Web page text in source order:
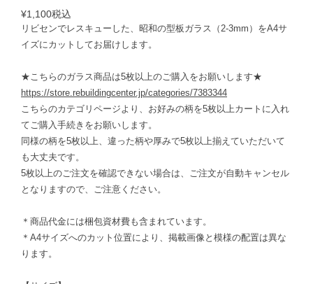
¥1,100税込
リビセンでレスキューした、昭和の型板ガラス（2-3mm）をA4サ
イズにカットしてお届けします。
★こちらのガラス商品は5枚以上のご購入をお願いします★
https://store.rebuildingcenter.jp/categories/7383344
こちらのカテゴリページより、お好みの柄を5枚以上カートに入れ
てご購入手続きをお願いします。
同様の柄を5枚以上、違った柄や厚みで5枚以上揃えていただいて
も大丈夫です。
5枚以上のご注文を確認できない場合は、ご注文が自動キャンセル
となりますので、ご注意ください。
＊商品代金には梱包資材費も含まれています。
＊A4サイズへのカット位置により、掲載画像と模様の配置は異な
ります。